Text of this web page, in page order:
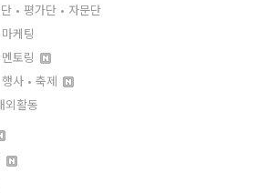
• 평가단 • 자문단
케팅
토링
사 • 축제
외활동